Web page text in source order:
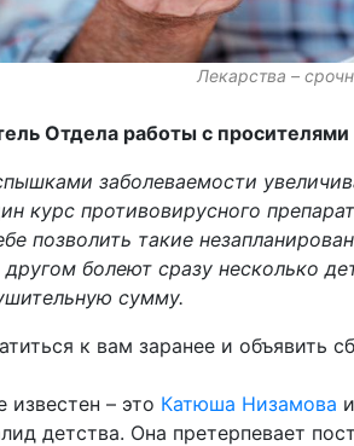
Лекарства –
Отдела работы с
заболеваемости
курс противовирусного
позволить такие
другом болеют сразу несколько
сумму.
к вам заранее и объявить
– это Катюша Низамова
детства. Она претерпевает